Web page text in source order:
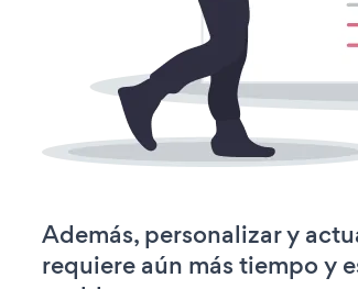
Además, personalizar y
requiere aún más tiempo y